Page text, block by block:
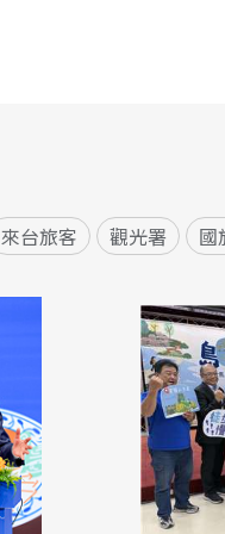
來台旅客 觀光署 國